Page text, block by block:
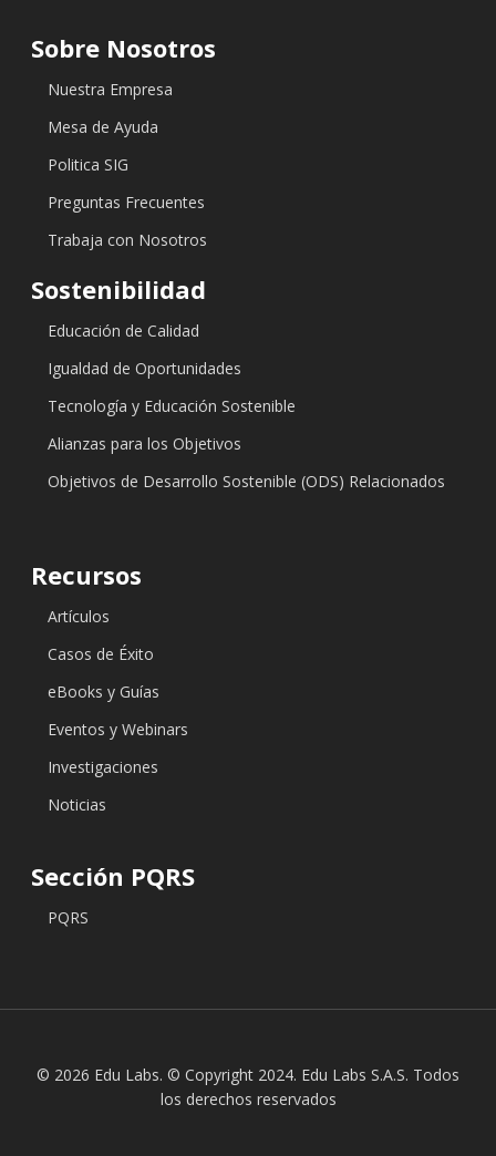
Sobre Nosotros
Nuestra Empresa
Mesa de Ayuda
Politica SIG
Preguntas Frecuentes
Trabaja con Nosotros
Sostenibilidad
Educación de Calidad
Igualdad de Oportunidades
Tecnología y Educación Sostenible
Alianzas para los Objetivos
Objetivos de Desarrollo Sostenible (ODS) Relacionados
Recursos
Artículos
Casos de Éxito
eBooks y Guías
Eventos y Webinars
Investigaciones
Noticias
Sección PQRS
PQRS
© 2026 Edu Labs. © Copyright 2024. Edu Labs S.A.S. Todos
los derechos reservados